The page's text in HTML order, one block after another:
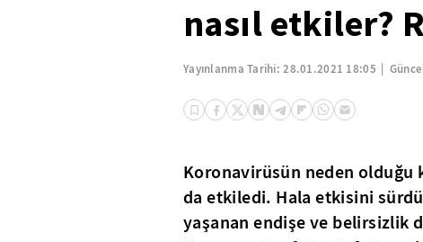
nasıl etkiler?
Yayınlanma Tarihi:28.01.2021 18:05
Koronavirüsün neden olduğu
da etkiledi. Hala etkisini
yaşanan endişe ve belirsizlik